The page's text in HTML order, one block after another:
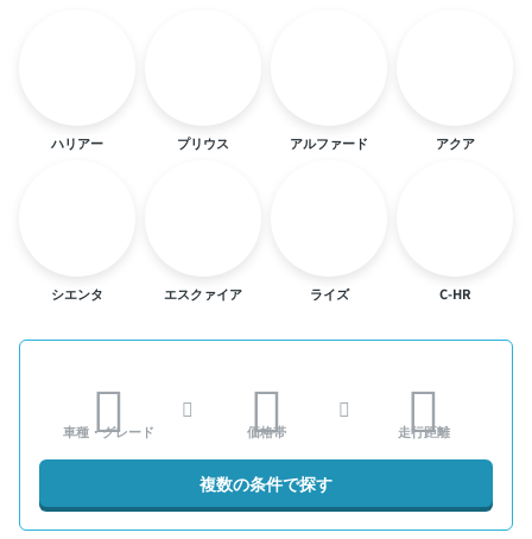
ハリアー プリウス アルファード アクア
シエンタ エスクァイア ライズ C-HR
車種・グレード 価格帯 走行距離
複数の条件で探す